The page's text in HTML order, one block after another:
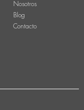
Nosotros
Blog
Contacto